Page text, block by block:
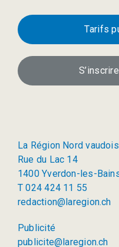
Tarifs
La Région Nord vaudois
Rue du Lac 14
1400 Yverdon-les-
T 024 424 11 55
redaction@laregion.ch
Publicité
publicite@laregion.ch